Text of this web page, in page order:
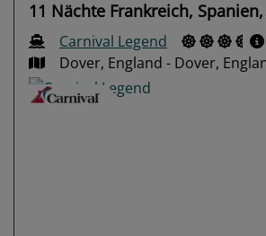
11 Nächte Frankreich,
Carnival Legend
Dover, England - Dover,